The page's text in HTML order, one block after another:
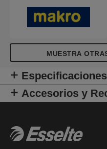
discreto y el margen
líneas más importantes
texto. Se puede abrir
en el fresco y moderno
Colour'Breeze con
fresca en tu vida!
MUESTRA
Accesorios y